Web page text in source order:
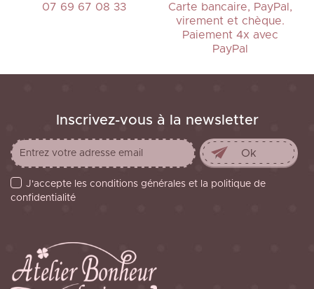
07 69 67 08 33
Carte bancaire, PayPal,
virement et chèque.
Paiement 4x avec
PayPal
Inscrivez-vous à la newsletter
J'accepte les conditions générales et la politique de
confidentialité